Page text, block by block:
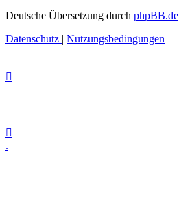
Deutsche Übersetzung durch phpBB.de
Datenschutz | Nutzungsbedingungen
.